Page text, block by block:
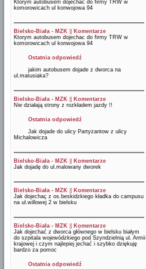
Ktorym autobusem dojechac do firmy TRW w
komorowicach ul konwojowa 94
Bielsko-Biała - MZK
Komentarze
Ktorym autobusem dojechac do firmy TRW w
komorowicach ul konwojowa 94
Ostatnia odpowiedź
jakim autobusem dojade z dworca na
ul.matusiaka?
Bielsko-Biała - MZK
Komentarze
Nie działają strony z rozkładem jazdy !!
Ostatnia odpowiedź
Jak dojade do ulicy Partyzantow z ulicy
Michalowicza
Bielsko-Biała - MZK
Komentarze
Jak dojadę do ul.malowany dworek
Bielsko-Biała - MZK
Komentarze
Jak dojechaç z os.beskidzkiego kładka do campusu
na ul.willowej 2 w bielsku
Bielsko-Biała - MZK
Komentarze
Jak dojechać z dworca głównego w bielsku białym
do szpitala wojewódzkiego pod Szyndzielnią ul. Armii
krajowej i czym najlepiej jechać i szybko dziękuję
bardzo za pomoc
Ostatnia odpowiedź